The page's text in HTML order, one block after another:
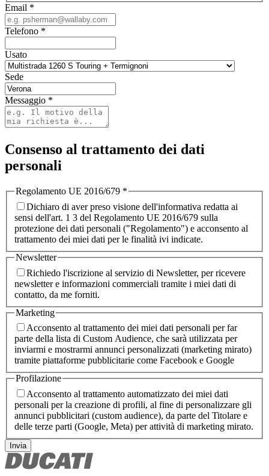
Email *
Telefono *
Usato
Sede
Messaggio *
Consenso al trattamento dei dati
personali
Regolamento UE 2016/679 *
Dichiaro di aver preso visione dell'informativa redatta ai
sensi dell'art. 1 3 del Regolamento UE 2016/679 sulla
protezione dei dati personali ("Regolamento") e acconsento al
trattamento dei miei dati per le finalità ivi indicate.
Newsletter
Richiedo l'iscrizione al servizio di Newsletter, per ricevere
newsletter e informazioni commerciali tramite i miei dati di
contatto, da me forniti.
Marketing
Acconsento al trattamento dei miei dati personali per far
parte della lista di Custom Audience, che sarà utilizzata per
inviarmi e mostrarmi annunci personalizzati (marketing mirato)
tramite piattaforme pubblicitarie come Facebook e Google
Profilazione
Acconsento al trattamento automatizzato dei miei dati
personali per la creazione di profili, al fine di personalizzare gli
annunci pubblicitari (custom audience), da parte del Titolare e
delle terze parti (Google, Meta) per attività di marketing mirato.
Invia